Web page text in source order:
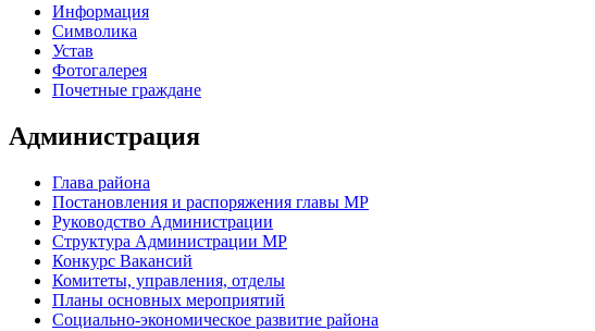
Информация
Символика
Устав
Фотогалерея
Почетные граждане
Администрация
Глава района
Постановления и распоряжения главы МР
Руководство Администрации
Структура Администрации МР
Конкурс Вакансий
Комитеты, управления, отделы
Планы основных мероприятий
Социально-экономическое развитие района